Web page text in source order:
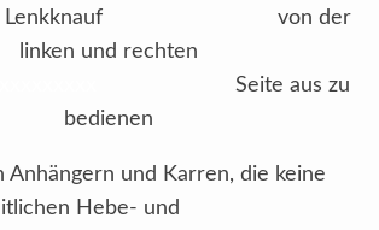
Lenkknauf von der
linken und rechten
Seite aus zu
bedienen
Anhängern und Karren, die keine
Hebe- und